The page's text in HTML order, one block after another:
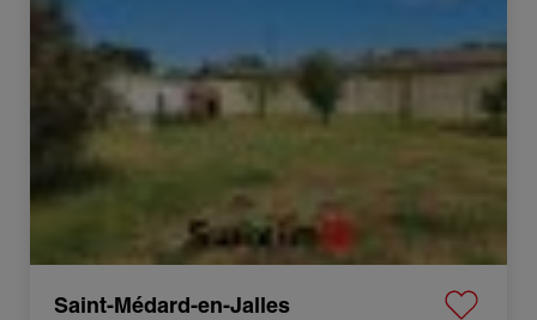
Saint-Médard-en-Jalles